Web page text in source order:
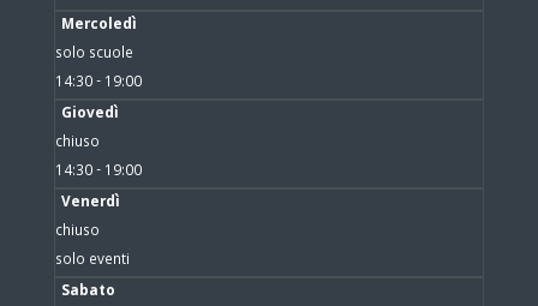
Mercoledì
solo scuole
14:30 - 19:00
Giovedì
chiuso
14:30 - 19:00
Venerdì
chiuso
solo eventi
Sabato